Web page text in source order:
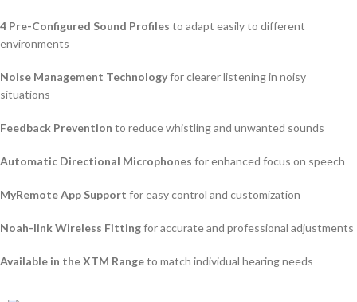
4 Pre-Configured Sound Profiles to adapt easily to different
environments
Noise Management Technologyfor clearer listening in noisy
situations
Feedback Prevention to reduce whistling and unwanted sounds
Automatic Directional Microphones for enhanced focus on speech
MyRemote App Support for easy control and customization
Noah-link Wireless Fittingfor accurate and professional adjustments
Available in the XTM Rangeto match individual hearing needs